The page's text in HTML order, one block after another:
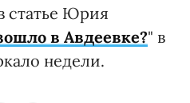
статье Юрия
в Авдеевке?" в
недели.